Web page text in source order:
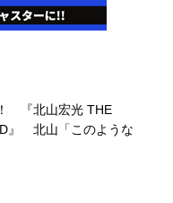
『北山宏光 THE
』 北山「このような